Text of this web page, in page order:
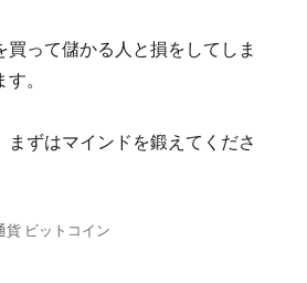
買って儲かる人と損をしてしま
。
まずはマインドを鍛えてくださ
貨 ビットコイン